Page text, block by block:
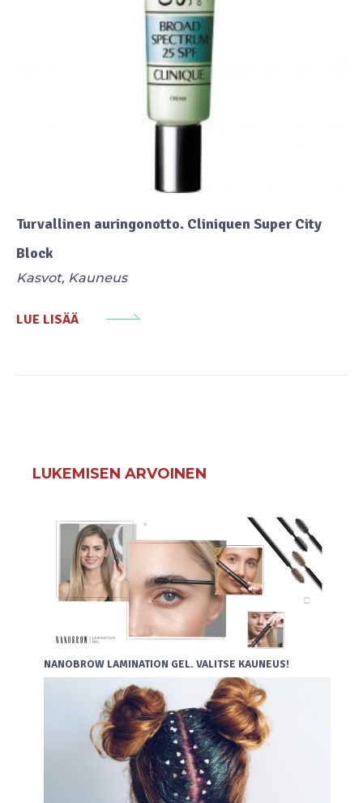
Turvallinen auringonotto. Cliniquen Super City
Block
Kasvot, Kauneus
LUE LISÄÄ
LUKEMISEN ARVOINEN
NANOBROW LAMINATION GEL. VALITSE KAUNEUS!